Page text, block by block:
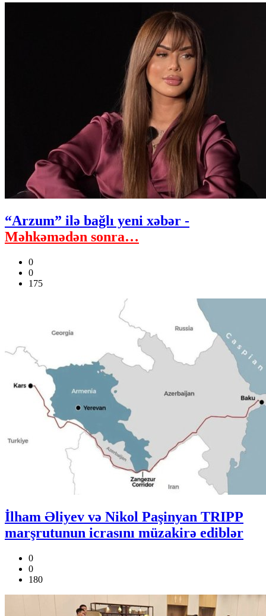
“Arzum” ilə bağlı yeni xəbər -
Məhkəmədən sonra…
0
0
175
İlham Əliyev və Nikol Paşinyan TRIPP
marşrutunun icrasını müzakirə ediblər
0
0
180